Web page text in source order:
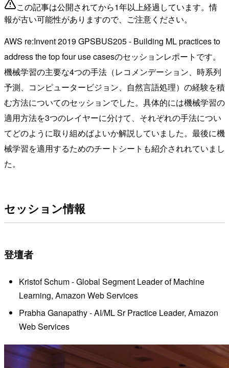
この記事は公開されてから1年以上経過しています。情
報が古い可能性がありますので、ご注意ください。
AWS re:Invent 2019 GPSBUS205 - Building ML practices to
address the top four use casesのセッションレポートです。
機械学習の主要な4つの手法（レコメンデーション、時系列
予測、コンピュータービジョン、自然言語処理）の経験を積
む方法についてのセッションでした。具体的には機械学習の
適用方法を3つのレイヤーに分けて、それぞれの手法につい
てどのように取り組めばよいか解説していました。最後に機
械学習を適用するためのチートシートも紹介されれていまし
た。
セッション情報
登壇者
Kristof Schum - Global Segment Leader of Machine
Learning, Amazon Web Services
Prabha Ganapathy - AI/ML Sr Practice Leader, Amazon
Web Services